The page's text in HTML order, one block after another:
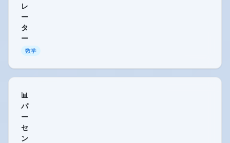
レ
ー
タ
ー
数学
📊
パ
ー
セ
ン